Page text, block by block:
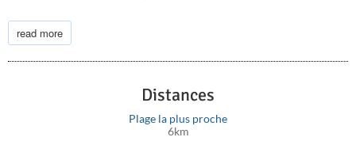
Grivilon.
read more
Distances
Plage la plus proche
6km